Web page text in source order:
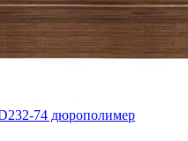
74 дюрополимер